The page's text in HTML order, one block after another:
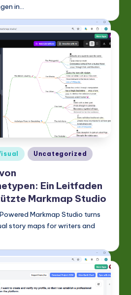
in…
Uncategorized
Ein Leitfaden
Markmap Studio
Markmap Studio turns
story maps for writers and